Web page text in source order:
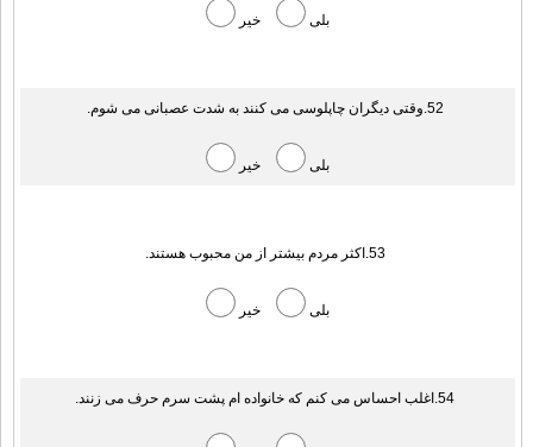
بلی خیر
52.وقتی دیگران چاپلوسی می کنند به شدت عصبانی می شوم.
بلی خیر
53.اکثر مردم بیشتر از من محبوب هستند.
بلی خیر
54.اغلب احساس می کنم که خانواده ام پشت سرم حرف می زنند.